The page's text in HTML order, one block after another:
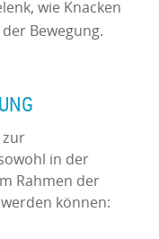
wie Knacken
Bewegung.
zur
in der
Rahmen der
können: